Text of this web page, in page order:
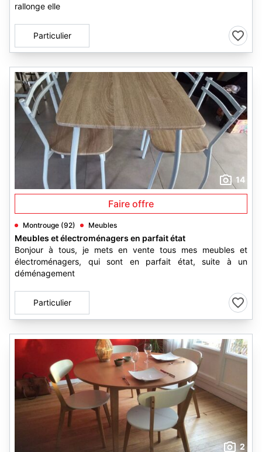
rallonge elle
Particulier
14
Faire offre
Montrouge (92) Meubles
Meubles et électroménagers en parfait état
Bonjour à tous, je mets en vente tous mes meubles et
électroménagers, qui sont en parfait état, suite à un
déménagement
Particulier
2